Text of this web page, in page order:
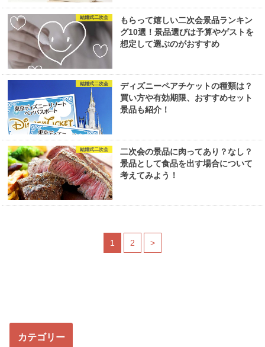
結婚式二次会
もらって嬉しい二次会景品ランキン
グ10選！景品選びは予算やゲストを
想定して選ぶのがおすすめ
結婚式二次会
ディズニーペアチケットの種類は？
買い方や有効期限、おすすめセット
景品も紹介！
結婚式二次会
二次会の景品に肉ってあり？なし？
景品として食品を出す場合について
考えてみよう！
1 2 >
カテゴリー